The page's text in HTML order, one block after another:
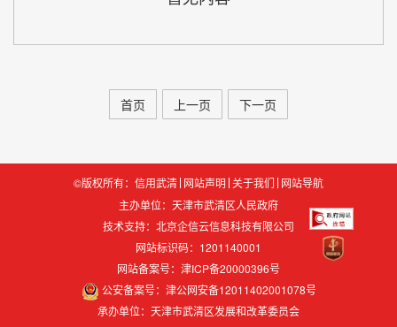
首页 上一页 下一页
©版权所有：信用武清 网站声明 关于我们 网站导航
主办单位：天津市武清区人民政府
技术支持： 北京企信云信息科技有限公司
网站标识码：1201140001
网站备案号：津ICP备20000396号
公安备案号：津公网安备12011402001078号
承办单位：天津市武清区发展和改革委员会